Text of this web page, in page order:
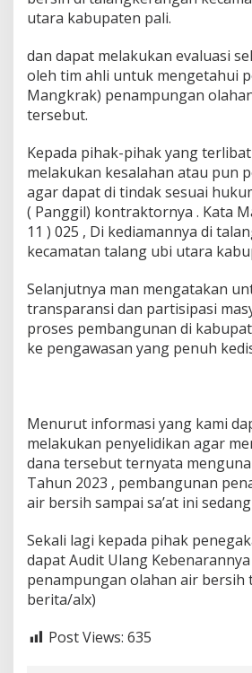
utara kabupaten pali.
dan dapat melakukan evaluasi
oleh tim ahli untuk mengetahui
Mangkrak) penampungan
tersebut.
Kepada pihak-pihak yang
melakukan kesalahan atau pun
agar dapat di tindak sesuai
( Panggil) kontraktornya . Kata
11 ) 025 , Di kediamannya di
kecamatan talang ubi utara
Selanjutnya man mengatakan
transparansi dan partisipasi
proses pembangunan di
ke pengawasan yang penuh
Menurut informasi yang kami
melakukan penyelidikan agar
dana tersebut ternyata
Tahun 2023 , pembangunan
air bersih sampai sa’at ini
Sekali lagi kepada pihak
dapat Audit Ulang
penampungan olahan air bersih
berita/alx)
Post Views: 635